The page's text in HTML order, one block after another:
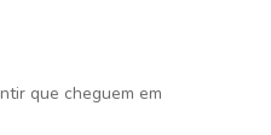
que cheguem em